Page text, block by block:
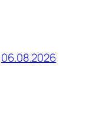
06.08.2026